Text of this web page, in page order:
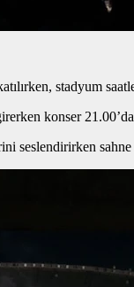
stadyum
konser
seslendirirken